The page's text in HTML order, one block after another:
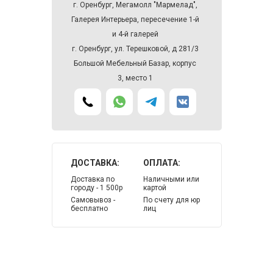
г. Оренбург, Мегамолл "Мармелад",
Галерея Интерьера, пересечение 1-й
и 4-й галерей
г. Оренбург, ул. Терешковой, д 281/3
Большой Мебельный Базар, корпус
3, место 1
ДОСТАВКА:
Доставка по
городу - 1 500р
Самовывоз -
бесплатно
ОПЛАТА:
Наличными или
картой
По счету для юр
лиц